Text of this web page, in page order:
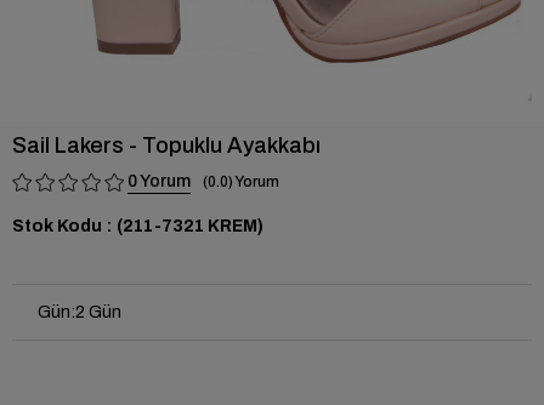
Sail Lakers - Topuklu Ayakkabı
0 0.0
Stok Kodu (211-7321 KREM)
Gün:2 Gün